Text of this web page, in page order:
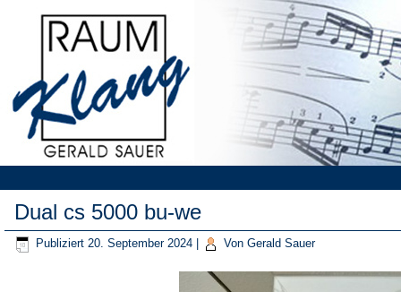
Dual cs 5000 bu-we
Publiziert 20. September 2024 Von Gerald Sauer